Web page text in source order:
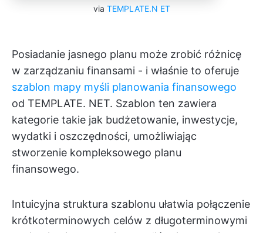
via TEMPLATE.N ET
Posiadanie jasnego planu może zrobić różnicę
w zarządzaniu finansami - i właśnie to oferuje
szablon mapy myśli planowania finansowego
od TEMPLATE. NET. Szablon ten zawiera
kategorie takie jak budżetowanie, inwestycje,
wydatki i oszczędności, umożliwiając
stworzenie kompleksowego planu
finansowego.
Intuicyjna struktura szablonu ułatwia połączenie
krótkoterminowych celów z długoterminowymi